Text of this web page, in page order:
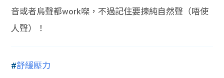
音或者鳥聲都work㗎，不過記住要揀純自然聲（唔使
人聲）！
#舒緩壓力